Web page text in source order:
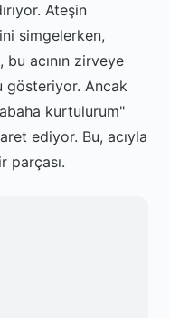
Ateşin
simgelerken,
acının zirveye
gösteriyor. Ancak
kurtulurum"
ediyor. Bu, acıyla
parçası.